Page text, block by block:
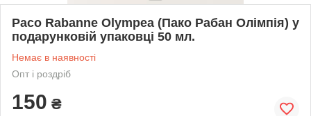
Paco Rabanne Olympea (Пако Рабан Олімпія) у
подарунковій упаковці 50 мл.
Немає в наявності
Опт і роздріб
150 ₴